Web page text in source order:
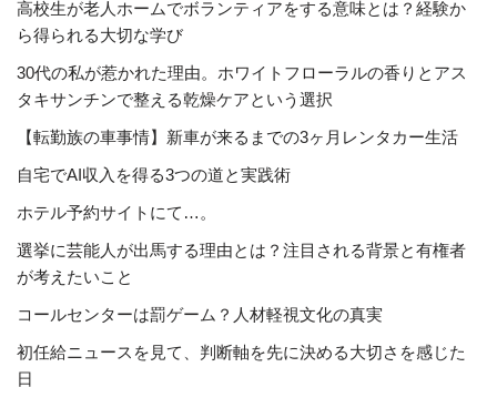
高校生が老人ホームでボランティアをする意味とは？経験か
ら得られる大切な学び
30代の私が惹かれた理由。ホワイトフローラルの香りとアス
タキサンチンで整える乾燥ケアという選択
【転勤族の車事情】新車が来るまでの3ヶ月レンタカー生活
自宅でAI収入を得る3つの道と実践術
ホテル予約サイトにて…。
選挙に芸能人が出馬する理由とは？注目される背景と有権者
が考えたいこと
コールセンターは罰ゲーム？人材軽視文化の真実
初任給ニュースを見て、判断軸を先に決める大切さを感じた
日